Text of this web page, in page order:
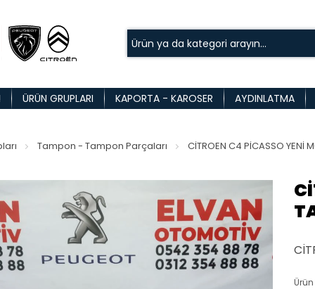
ÜRÜN GRUPLARI KAPORTA - KAROSER AYDINLATMA
Tampon - Tampon Parçaları CİTROEN C4 PİCASSO YENİ